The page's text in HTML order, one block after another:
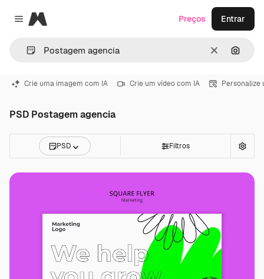
Close menu
Magnific
Limpar
Preços Entrar
Crie uma imagem com IA Crie um vídeo com IA Personalize
PSD Postagem agencia
PSD Filtros